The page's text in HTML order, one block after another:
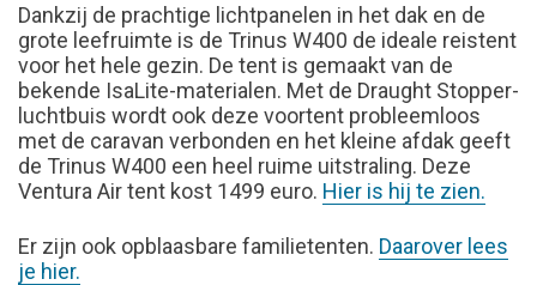
Dankzij de prachtige lichtpanelen in het dak en de
grote leefruimte is de Trinus W400 de ideale reistent
voor het hele gezin. De tent is gemaakt van de
bekende IsaLite-materialen. Met de Draught Stopper-
luchtbuis wordt ook deze voortent probleemloos
met de caravan verbonden en het kleine afdak geeft
de Trinus W400 een heel ruime uitstraling. Deze
Ventura Air tent kost 1499 euro. Hier is hij te zien.
Er zijn ook opblaasbare familietenten. Daarover lees
je hier.